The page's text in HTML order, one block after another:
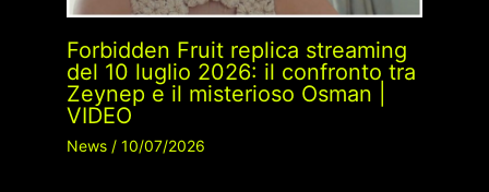
Forbidden Fruit replica streaming
del 10 luglio 2026: il confronto tra
Zeynep e il misterioso Osman |
VIDEO
News/ 10/07/2026